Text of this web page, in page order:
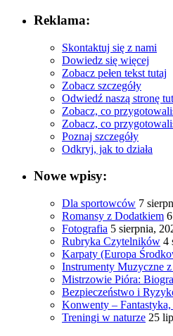
Reklama:
Skontaktuj się z nami
Dowiedz się więcej
Zobacz pełen tekst tutaj
Zobacz szczegóły
Odwiedź naszą stronę
Zobacz, co
Zobacz, co
Poznaj szczegóły
Odkryj, jak to działa
Nowe wpisy:
Dla sportowców 7
Romansy z Dodatkiem
Fotografia 5 sierpnia,
Rubryka Czytelników 4
Karpaty (Europa
Instrumenty Muzyczne
Mistrzowie Pióra:
Bezpieczeństwo i
Konwenty – Fantastyka,
Treningi w naturze 25